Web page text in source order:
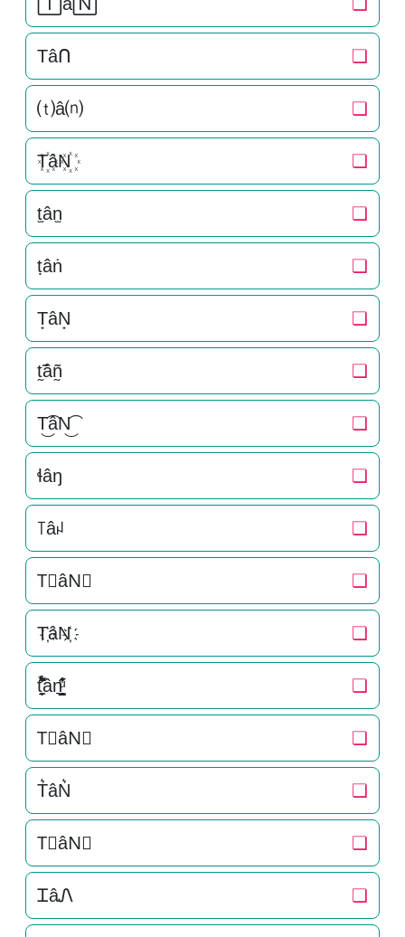
Tâᑎ ❏
⒯â⒩ ❏
T꙰âN꙰ ❏
t̫ân̫ ❏
ṭâṅ ❏
T͙âN͙ ❏
t̰̃âñ̰ ❏
T͜͡âN͜͡ ❏
ɬâŋ ❏
꓄âꈤ ❏
T⃟âN⃟ ❏
T҉âN҉ ❏
t̘̟̼̉̈́͐͋͌̊ân͉̠̙͉̗̺̋̋̔ͧ̊ ❏
T⃗âN⃗ ❏
T͛âN͛ ❏
T⃒âN⃒ ❏
ᏆâᏁ ❏